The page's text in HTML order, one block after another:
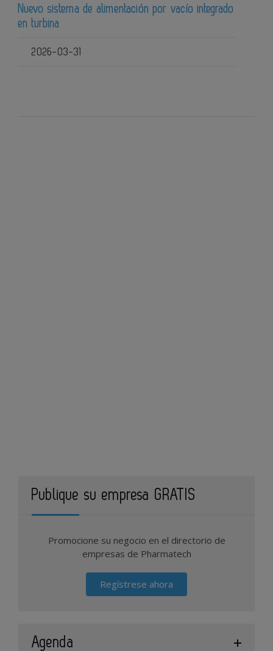
Nuevo sistema de alimentación por vacío integrado
en turbina
2026-03-31
Publique su empresa GRATIS
Promocione su negocio en el directorio de
empresas de Pharmatech
Regístrese ahora
Agenda